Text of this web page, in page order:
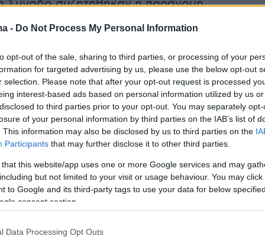
- Do Not Process My Personal Information
opt-out of the sale, sharing to third parties, or processing of your
for targeted advertising by us, please use the below opt-out
selection. Please note that after your opt-out request is processed
interest-based ads based on personal information utilized by us
to third parties prior to your opt-out. You may separately
of your personal information by third parties on the IAB’s list of
This information may also be disclosed by us to third parties on the
Participants that may further disclose it to other third parties.
that this website/app uses one or more Google services and may
but not limited to your visit or usage behaviour. You may
to Google and its third-party tags to use your data for below
consent section.
Data Processing Opt Outs
Σύνοδο συζητήθηκαν η παράνομη
το θέμα της Λιβύης
Η Ελλάδα θέλει να είναι πρωταγωνιστής σε
Υπάρχει ανησυχία για την επισιτιστική
προσφέρεται να βοηθήσει οποιαδήποτε
τον απεγκλωβισμό του σιταριού από την
έχει ξεχωριστό ρόλο να παίξει, διαθέτει
στόλο στηΝαυτιλία», είπε.
σημείωσε επίσης ότι «είναι σαφές σε όλους
όλων στο ΝΑΤΟ είναι στην Ουκρανία. Δεν
πολυτέλεια για άλλη συζήτηση και
ανοχή για άλλα ενδεχόμενα προβλήματα